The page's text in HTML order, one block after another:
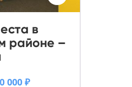
в
районе –
000 ₽